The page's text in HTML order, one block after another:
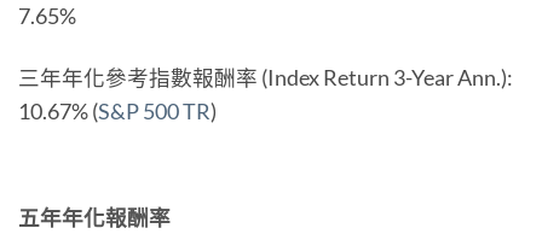
7.65%
三年年化參考指數報酬率 (Index Return 3-Year Ann.):
10.67% (S&P 500 TR)
五年年化報酬率